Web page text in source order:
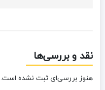
نقد و بررسی‌ها
هنوز بررسی‌ای ثبت نشده است.